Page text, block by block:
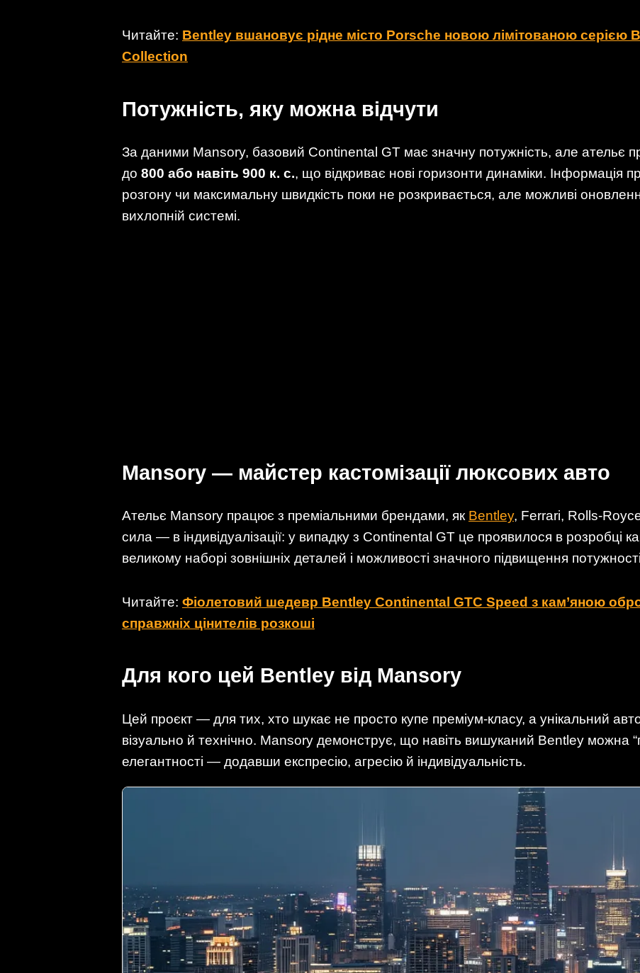
Читайте: Bentley вшановує рідне місто Porsche новою лімітованою серією
Collection
Потужність, яку можна відчути
За даними Mansory, базовий Continental GT має значну потужність, але ательє
до 800 або навіть 900 к. с., що відкриває нові горизонти динаміки. Інформація
розгону чи максимальну швидкість поки не розкривається, але можливі
вихлопній системі.
Mansory — майстер кастомізації люксових авто
Ательє Mansory працює з преміальними брендами, як Bentley, Ferrari, Rolls-
сила — в індивідуалізації: у випадку з Continental GT це проявилося в розробці
великому наборі зовнішніх деталей і можливості значного підвищення
Читайте: Фіолетовий шедевр Bentley Continental GTC Speed з кам’яною
справжніх цінителів розкоші
Для кого цей Bentley від Mansory
Цей проєкт — для тих, хто шукає не просто купе преміум-класу, а унікальний
візуально й технічно. Mansory демонструє, що навіть вишуканий Bentley можна
елегантності — додавши експресію, агресію й індивідуальність.